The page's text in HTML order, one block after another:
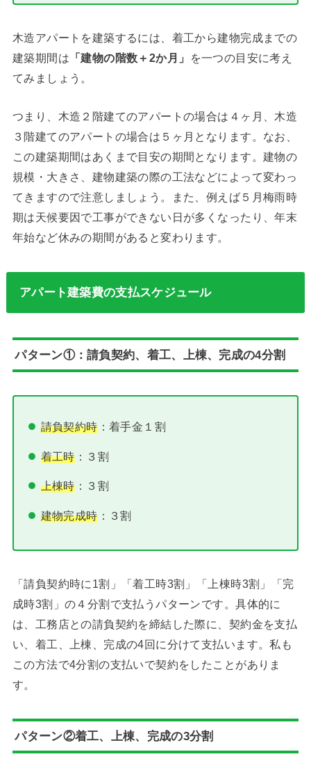
木造アパートを建築するには、着工から建物完成までの
建築期間は 「建物の階数＋2か月」
を一つの目安に考え
てみましょう。
つまり、木造２階建てのアパートの場合は４ヶ月、木造
３階建てのアパートの場合は５ヶ月となります。なお、
この建築期間はあくまで目安の期間となります。建物の
規模・大きさ、建物建築の際の工法などによって変わっ
てきますので注意しましょう。また、例えば５月梅雨時
期は天候要因で工事ができない日が多くなったり、年末
年始など休みの期間があると変わります。
アパート建築費の支払スケジュール
パターン①：請負契約、着工、上棟、完成の4分割
請負契約時：着手金１割
着工時：３割
上棟時：３割
建物完成時：３割
「請負契約時に1割」「着工時3割」「上棟時3割」「完
成時3割」の４分割で支払うパターンです。具体的に
は、工務店との請負契約を締結した際に、契約金を支払
い、着工、上棟、完成の4回に分けて支払います。私も
この方法で4分割の支払いで契約をしたことがありま
す。
パターン②着工、上棟、完成の3分割